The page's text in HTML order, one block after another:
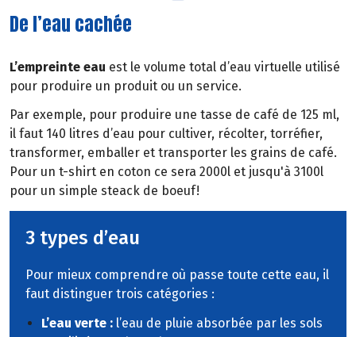
De l’eau cachée
L’empreinte eau est le volume total d’eau virtuelle utilisé
pour produire un produit ou un service.
Par exemple, pour produire une tasse de café de 125 ml,
il faut 140 litres d’eau pour cultiver, récolter, torréfier,
transformer, emballer et transporter les grains de café.
Pour un t-shirt en coton ce sera 2000l et jusqu'à 3100l
pour un simple steack de boeuf!
3 types d’eau
Pour mieux comprendre où passe toute cette eau, il
faut distinguer trois catégories :
L’eau verte : l’eau de pluie absorbée par les sols